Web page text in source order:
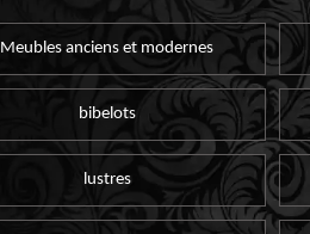
Meubles anciens et modernes
bibelots
lustres